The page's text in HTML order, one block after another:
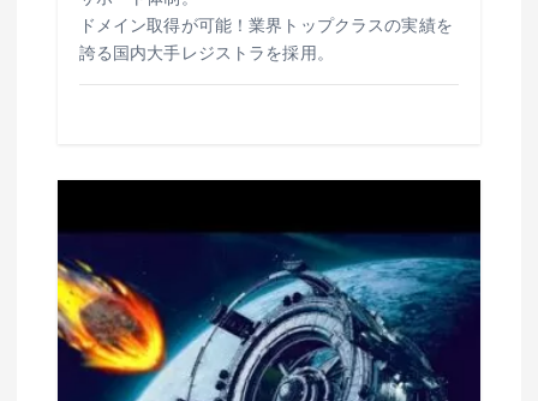
ドメイン取得が可能！業界トップクラスの実績を
誇る国内大手レジストラを採用。